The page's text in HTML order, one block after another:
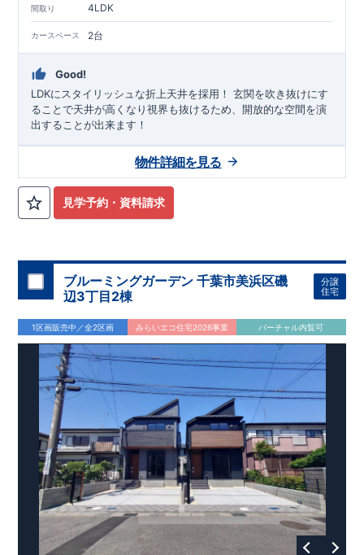
間取り 4LDK
カースペース 2台
Good!
LDKにスタイリッシュな折上天井を採用！ ​玄関を吹き抜けにす
ることで天井が高くなり視界も抜けるため、開放的な空間を演
出することが出来ます！
見学予約・資料請求
物件詳細を見る
ブルーミングガーデン 千葉市美浜区磯
辺3丁目2棟
分譲
住宅
1区画販売中／全2区画 みらいエコ住宅2026事業 バーチャル内覧可